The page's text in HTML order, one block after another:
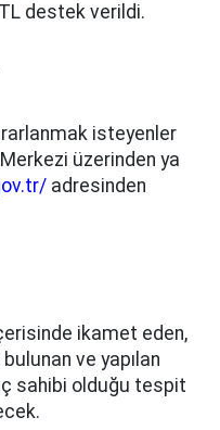
destek verildi.
isteyenler
üzerinden ya
adresinden
ikamet eden,
ve yapılan
sahibi olduğu tespit